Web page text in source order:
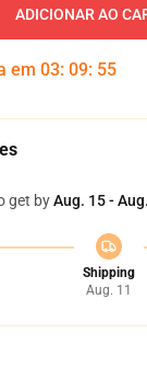
ADICIONAR AO
em 03: 09: 54
get byAug. 15 -
Shipping
Aug. 11